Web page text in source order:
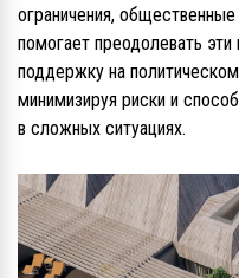
ограничения,
помогает преодолевать эти
поддержку на
минимизируя риски и
в сложных ситуациях.